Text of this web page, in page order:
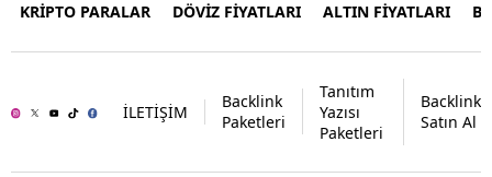
KRİPTO PARALAR DÖVİZ FİYATLARI ALTIN FİYATLARI
İLETİŞİM
Backlink
Paketleri
Tanıtım
Yazısı
Paketleri
Backlink
Satın Al